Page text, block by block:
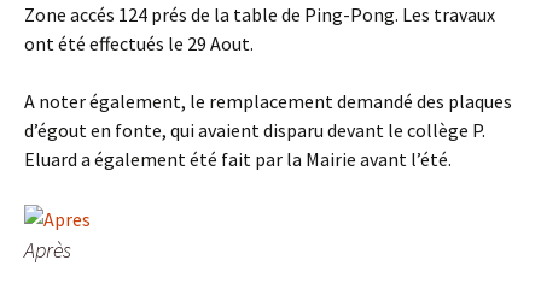
Zone accés 124 prés de la table de Ping-Pong. Les travaux
ont été effectués le 29 Aout.
A noter également, le remplacement demandé des plaques
d’égout en fonte, qui avaient disparu devant le collège P.
Eluard a également été fait par la Mairie avant l’été.
Après